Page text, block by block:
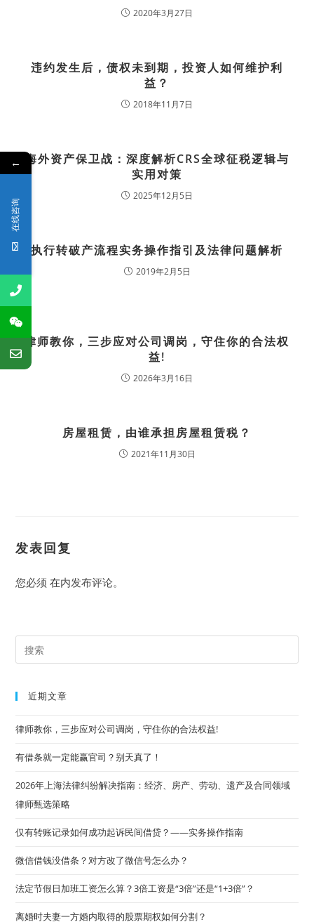
2020年3月27日
违约发生后，债权未到期，投资人如何维护利
益？
2018年11月7日
海外资产保卫战：深度解析CRS全球征税逻辑与
实用对策
2025年12月5日
执行转破产流程实务操作指引及法律问题解析
2019年2月5日
律师教你，三步应对公司调岗，守住你的合法权
益!
2026年3月16日
房屋租赁，由谁承担房屋租赁税？
2021年11月30日
发表回复
您必须在内发布评论。
近期文章
律师教你，三步应对公司调岗，守住你的合法权益!
有借条就一定能赢官司？别天真了！
2026年上海法律纠纷解决指南：经济、房产、劳动、遗产及合同领域
律师甄选策略
仅有转账记录如何成功起诉民间借贷？——实务操作指南
微信借钱没借条？对方改了微信号怎么办？
法定节假日加班工资怎么算？3倍工资是“3倍”还是“1+3倍”？
离婚时夫妻一方婚内取得的股票期权如何分割？
←
在线咨询